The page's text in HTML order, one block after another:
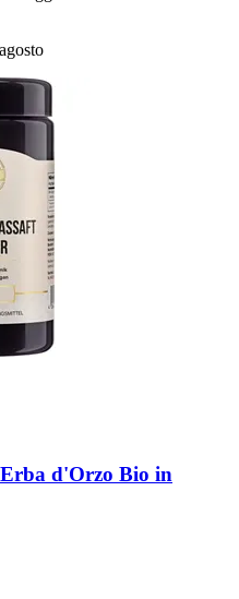
d'Orzo Bio in